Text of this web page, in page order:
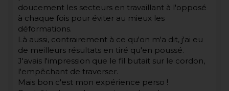
doucement les secteurs en travaillant à l'opposé
à chaque fois pour éviter au mieux les
déformations.
Là aussi, contrairement à ce qu'on m'a dit, j'ai eu
de meilleurs résultats en tiré qu'en poussé.
J'avais l'impression que le fil butait sur le cordon,
l'empêchant de traverser.
Mais bon c'est mon expérience perso !